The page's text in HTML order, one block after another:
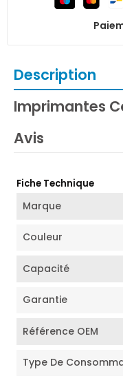
Description
Imprimantes
Avis
Fiche Technique
Marque
Couleur
Capacité
Garantie
Référence OEM
Type De